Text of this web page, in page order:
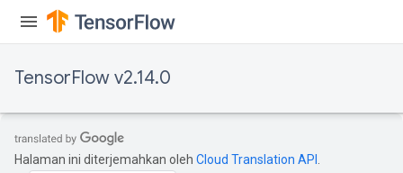
TensorFlow v2.14.0
Halaman ini diterjemahkan oleh Cloud Translation API